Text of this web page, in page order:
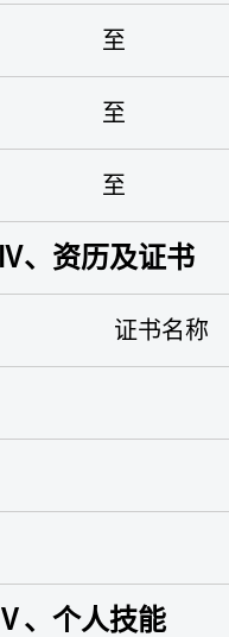
至
至
至
Ⅳ、资历及证书
证书名称
Ⅴ、个人技能